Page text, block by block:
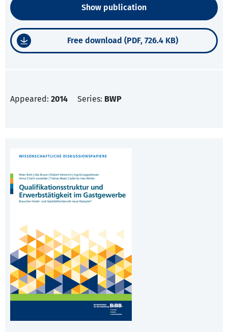
Show publication
Free download (PDF, 726.4 KB)
Appeared: 2014 Series: BWP